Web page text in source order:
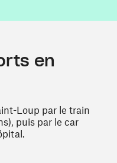
en
Loup par le train
puis par le car